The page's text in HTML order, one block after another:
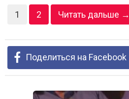
1 2 Читать дальше →
Поделиться на Facebook